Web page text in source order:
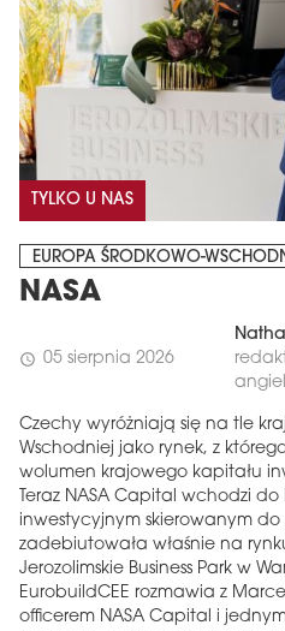
TYLKO U NAS
EUROPA ŚRODKOWO-
NASA
schedule 05 sierpnia 2026
Czechy wyróżniają się na tle
Wschodniej jako rynek, z
wolumen krajowego kapitału
Teraz NASA Capital wchodzi do
inwestycyjnym skierowanym do
zadebiutowała właśnie na
Jerozolimskie Business Park w
EurobuildCEE rozmawia z
officerem NASA Capital i